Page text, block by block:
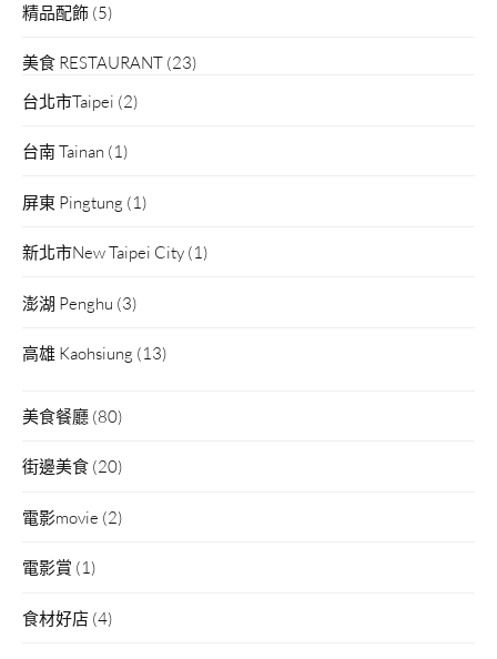
精品配飾 (5)
美食 RESTAURANT (23)
台北市Taipei (2)
台南 Tainan (1)
屏東 Pingtung (1)
新北市New Taipei City (1)
澎湖 Penghu (3)
高雄 Kaohsiung (13)
美食餐廳 (80)
街邊美食 (20)
電影movie (2)
電影賞 (1)
食材好店 (4)